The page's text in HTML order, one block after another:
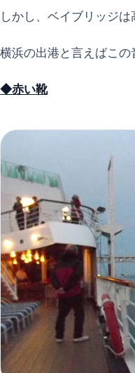
しかし、ベイブリッジは
横浜の出港と言えばこの
◆赤い靴